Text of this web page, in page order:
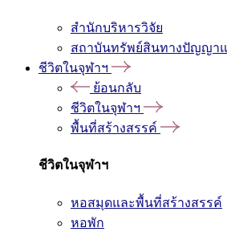
สำนักบริหารวิจัย
สถาบันทรัพย์สินทางปัญญา
ชีวิตในจุฬาฯ
ย้อนกลับ
ชีวิตในจุฬาฯ
พื้นที่สร้างสรรค์
ชีวิตในจุฬาฯ
หอสมุดและพื้นที่สร้างสรรค์
หอพัก